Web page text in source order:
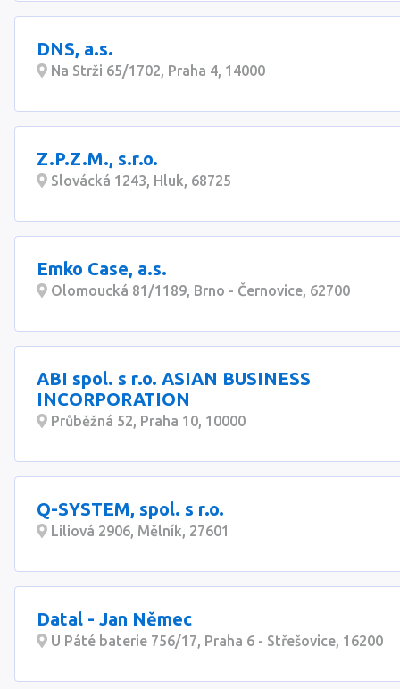
DNS, a.s.
Na Strži 65/1702, Praha 4, 14000
Z.P.Z.M., s.r.o.
Slovácká 1243, Hluk, 68725
Emko Case, a.s.
Olomoucká 81/1189, Brno - Černovice, 62700
ABI spol. s r.o. ASIAN BUSINESS
INCORPORATION
Průběžná 52, Praha 10, 10000
Q-SYSTEM, spol. s r.o.
Liliová 2906, Mělník, 27601
Datal - Jan Němec
U Páté baterie 756/17, Praha 6 - Střešovice, 16200